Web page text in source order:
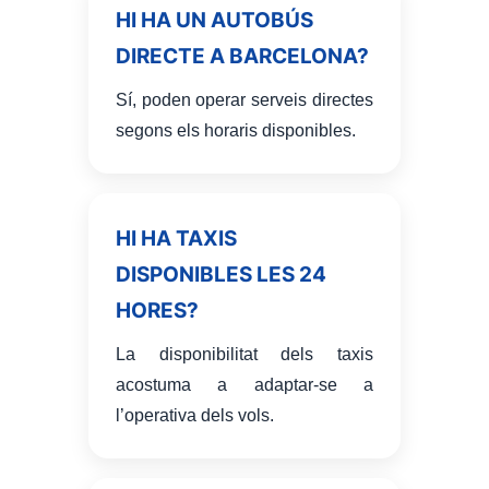
HI HA UN AUTOBÚS
DIRECTE A BARCELONA?
Sí, poden operar serveis directes
segons els horaris disponibles.
HI HA TAXIS
DISPONIBLES LES 24
HORES?
La disponibilitat dels taxis
acostuma a adaptar-se a
l’operativa dels vols.